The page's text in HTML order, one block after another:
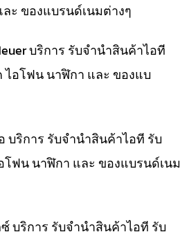
ะ ของแบรนด์เนมต่างๆ
บริการ รับจำนำสินค้าไอที
อโฟน นาฬิกา และ ของแบ
บริการ รับจำนำสินค้าไอที รับ
ฟน นาฬิกา และ ของแบรนด์เนม
บริการ รับจำนำสินค้าไอที รับ